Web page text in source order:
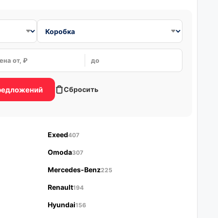
от, ₽ до
Сбросить
Exeed407
Omoda307
Mercedes-Benz225
Renault194
Hyundai156